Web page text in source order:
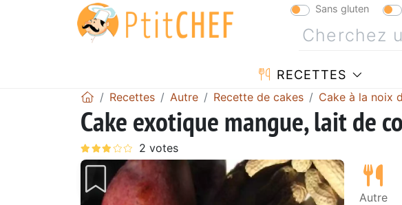
Sans gluten
RECETTES
Recettes Autre Recette de cakes Cake à la noix
Cake exotique mangue, lait de
Autre